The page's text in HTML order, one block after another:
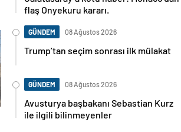
flaş Onyekuru kararı.
GÜNDEM 08 Ağustos 2026
Trump’tan seçim sonrası ilk mülakat
GÜNDEM 08 Ağustos 2026
Avusturya başbakanı Sebastian Kurz
ile ilgili bilinmeyenler